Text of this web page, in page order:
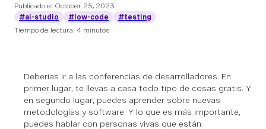
Publicado el October 25, 2023
#ai-studio
#low-code
#testing
Tiempo de lectura: 4 minutos
Deberías ir a las conferencias de desarrolladores. En
primer lugar, te llevas a casa todo tipo de cosas gratis. Y
en segundo lugar, puedes aprender sobre nuevas
metodologías y software. Y lo que es más importante,
puedes hablar con personas vivas que están